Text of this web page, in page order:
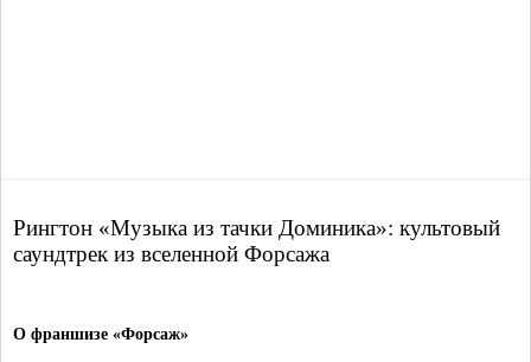
Рингтон «Музыка из тачки Доминика»: культовый
саундтрек из вселенной Форсажа
О франшизе «Форсаж»